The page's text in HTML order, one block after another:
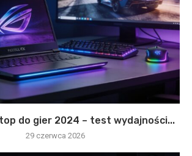
do gier 2024 – test wydajności...
29 czerwca 2026